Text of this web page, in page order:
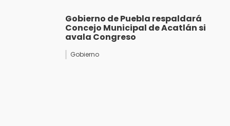
Gobierno de Puebla respaldará
Concejo Municipal de Acatlán si
avala Congreso
Gobierno